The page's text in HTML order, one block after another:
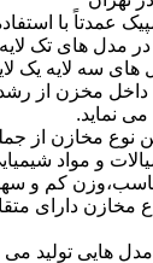
عمدتاً با
مدل های تک
سه لایه یک
داخل مخزن از
نماید.
نوع مخازن از
و مواد
کم و
مخازن دارای
هایی تولید